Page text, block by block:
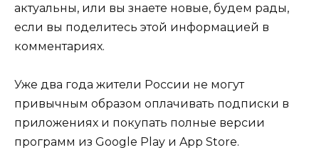
актуальны, или вы знаете новые, будем рады,
если вы поделитесь этой информацией в
комментариях.
Уже два года жители России не могут
привычным образом оплачивать подписки в
приложениях и покупать полные версии
программ из Google Play и App Store.